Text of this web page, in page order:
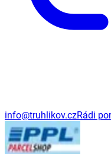
info@truhlikov.czRádi